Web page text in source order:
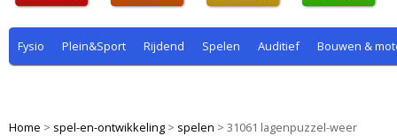
Fysio Plein&Sport Rijdend Spelen Auditief Bouwen &
Home > spel-en-ontwikkeling > spelen > 31061 lagenpuzzel-weer